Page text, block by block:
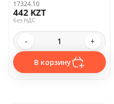
17324.10
442 KZT
без НДС
- +
В корзину